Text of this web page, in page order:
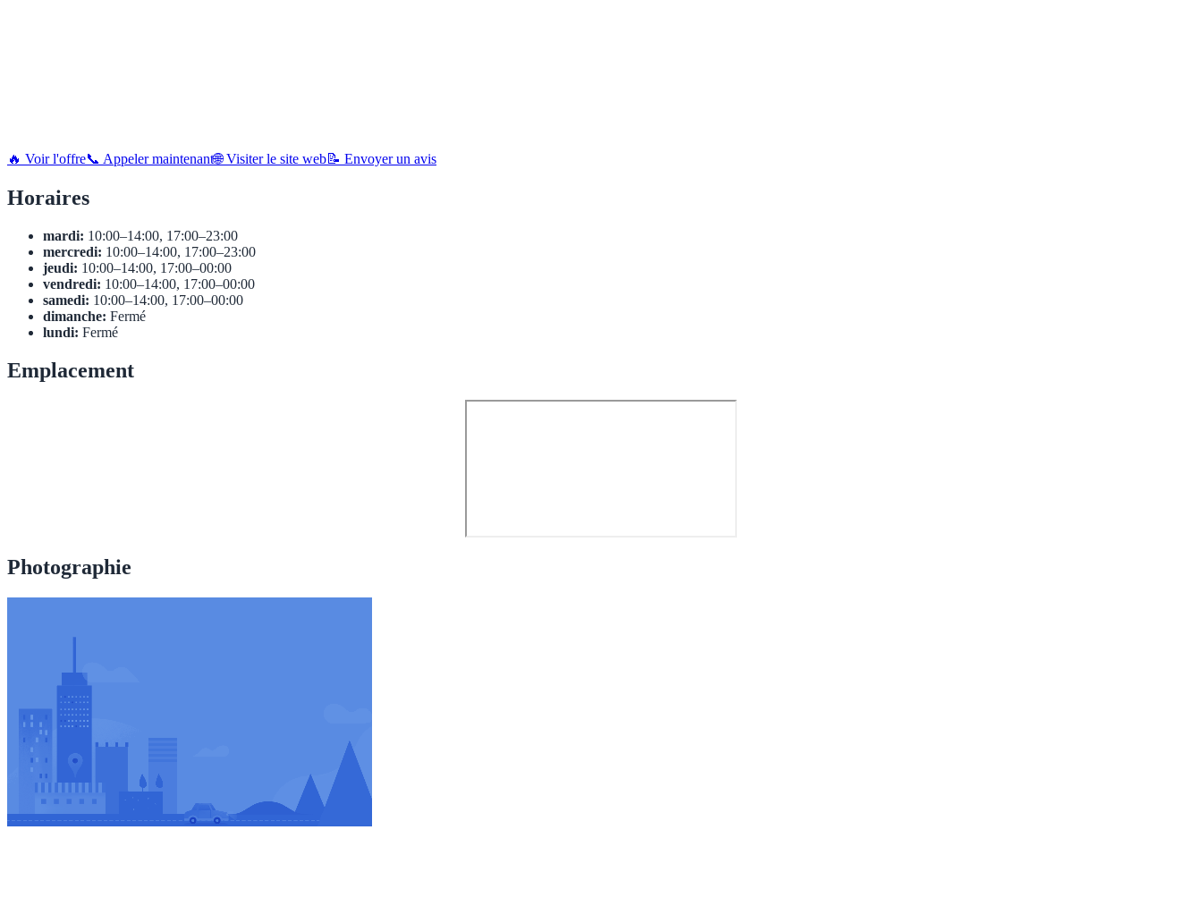
🔥 Voir l'offre📞 Appeler maintenant🌐 Visiter le site web📝 Envoyer un avis
Horaires
mardi: 10:00–14:00, 17:00–23:00
mercredi: 10:00–14:00, 17:00–23:00
jeudi: 10:00–14:00, 17:00–00:00
vendredi: 10:00–14:00, 17:00–00:00
samedi: 10:00–14:00, 17:00–00:00
dimanche: Fermé
lundi: Fermé
Emplacement
Photographie